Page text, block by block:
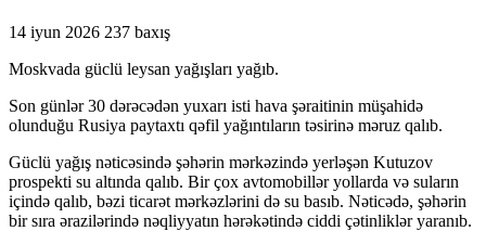
14 iyun 2026 237 baxış
Moskvada güclü leysan yağışları yağıb.
Son günlər 30 dərəcədən yuxarı isti hava şəraitinin müşahidə
olunduğu Rusiya paytaxtı qəfil yağıntıların təsirinə məruz qalıb.
Güclü yağış nəticəsində şəhərin mərkəzində yerləşən Kutuzov
prospekti su altında qalıb. Bir çox avtomobillər yollarda və suların
içində qalıb, bəzi ticarət mərkəzlərini də su basıb. Nəticədə, şəhərin
bir sıra ərazilərində nəqliyyatın hərəkətində ciddi çətinliklər yaranıb.